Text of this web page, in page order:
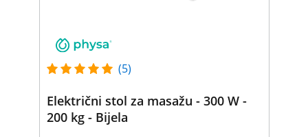
(5)
Električni stol za masažu - 300 W -
200 kg - Bijela